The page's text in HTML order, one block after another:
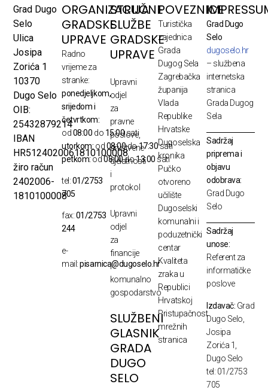
Grad Dugo
Selo
Ulica
Josipa
Zorića 1
10370
Dugo Selo
OIB:
25432879214
IBAN
HR5124020061810100008
žiro račun
2402006-
1810100008
ORGANIZACIJA
GRADSKE
UPRAVE
Radno
vrijeme za
stranke:
ponedjeljkom,
srijedom i
četvrtkom:
od08:00 do 15:00sati
utorkom: od08:00do17:30sati
petkom:od08:00do13:00 sati
tel:01/2753
705
fax:01/2753
244
e-
mail:pisarnica@dugoselo.hr
STRUČNE
SLUŽBE
GRADSKE
UPRAVE
Upravni
odjel
za
pravne
poslove,
društvene
djelatnosti
i
protokol
Upravni
odjel
za
financije
i
komunalno
gospodarstvo
SLUŽBENI
GLASNIK
GRADA
DUGO
SELO
POVEZNICE
Turistička
zajednica
Grada
Dugog Sela
Zagrebačka
županija
Vlada
Republike
Hrvatske
Dugoselska
kronika
Pučko
otvoreno
učilište
Dugoselski
komunalni i
poduzetnički
centar
Kvaliteta
zraka u
Republici
Hrvatskoj
Pristupačnost
mrežnih
stranica
Grad Dugo
Selo
dugoselo.hr
– službena
internetska
stranica
Grada Dugog
Sela
Sadržaj
priprema i
objavu
odobrava:
Grad Dugo
Selo
Sadržaj
unose:
Referent za
informatičke
poslove
Izdavač: Grad
Dugo Selo,
Josipa
Zorića 1,
Dugo Selo
tel: 01/2753
705